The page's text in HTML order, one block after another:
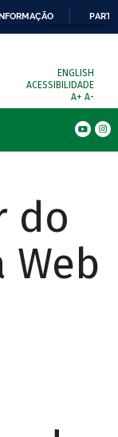
ENGLISH
ACESSIBILIDADE
A+ A-
do
Web